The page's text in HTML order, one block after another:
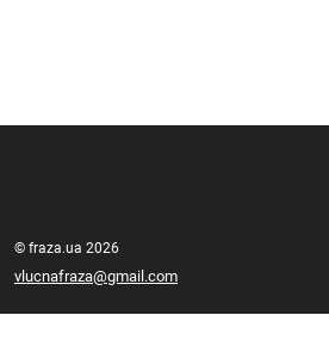
© fraza.ua 2026
vlucnafraza@gmail.com